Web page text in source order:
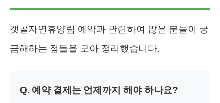
갯골자연휴양림 예약과 관련하여 많은 분들이 궁
금해하는 점들을 모아 정리했습니다.
Q. 예약 결제는 언제까지 해야 하나요?